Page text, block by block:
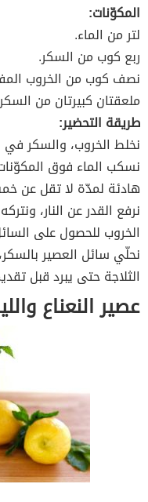
المكوّنات:
لتر من الماء.
ربع كوب من السكر.
نصف كوب من الخروب
ملعقتان كبيرتان من
طريقة التحضير:
نخلط الخروب، والسكر في
نسكب الماء فوق
هادئة لمدّة لا تقل عن
نرفع القدر عن النار،
الخروب للحصول على
نحلّي سائل العصير
الثلاجة حتى يبرد قبل
عصير النعناع